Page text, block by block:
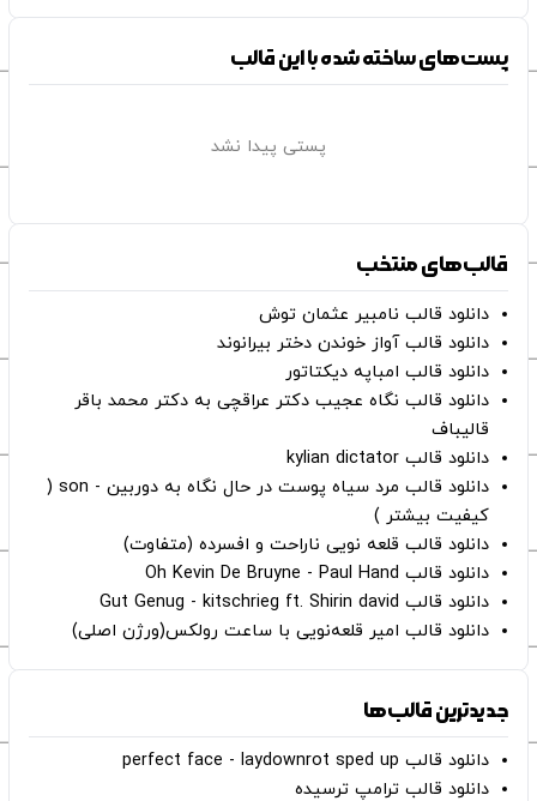
پست‌های ساخته شده با این قالب
پستی پیدا نشد
قالب‌های منتخب
دانلود قالب نامبیر عثمان ‌توش
دانلود قالب آواز خوندن دختر بیرانوند
دانلود قالب امباپه دیکتاتور
دانلود قالب نگاه عجیب دکتر عراقچی به دکتر محمد باقر
قالیباف
دانلود قالب kylian dictator
دانلود قالب مرد سیاه پوست در حال نگاه به دوربین - son (
کیفیت بیشتر )
دانلود قالب قلعه نویی ناراحت و افسرده (متفاوت)
دانلود قالب Oh Kevin De Bruyne - Paul Hand
دانلود قالب Gut Genug - kitschrieg ft. Shirin david
دانلود قالب امیر قلعه‌نویی با ساعت رولکس(ورژن اصلی)
جدیدترین قالب‌ها
دانلود قالب perfect face - laydownrot sped up
دانلود قالب ترامپ ترسیده